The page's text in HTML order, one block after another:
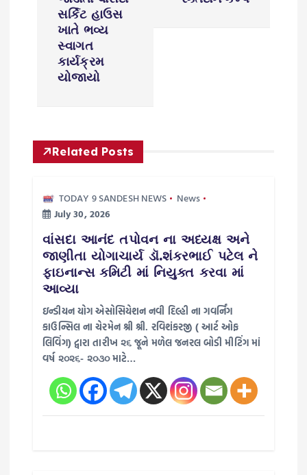
g
સર્કિટ હાઉસ
ખાતે ભવ્ય
સ્વાગત
કાર્યક્રમ
યોજાયો
Related Posts
TODAY 9 SANDESH NEWS
News
July 30, 2026
વાંસદા આનંદ તપોવન ના અધ્યક્ષ અને
જાણીતા યોગાચાર્ય ડૉ.શંકરભાઈ પટેલ ને
ફાઇનાન્સ કમિટી માં નિયુક્ત કરવા માં
આવ્યા
ઇન્ડીયન યોગ એસોસિયેશન નવી દિલ્હી ના ગવર્નિંગ
કાઉન્સિલ ના ચેરમેન શ્રી શ્રી. રવિશંકરજી ( આર્ટ ઓફ
લિવિંગ) દ્વારા તારીખ ૨૬ જૂને મળેલ જનરલ બોડી મીટિંગ માં
વર્ષ ૨૦૨૬- ૨૦૩૦ માટે…